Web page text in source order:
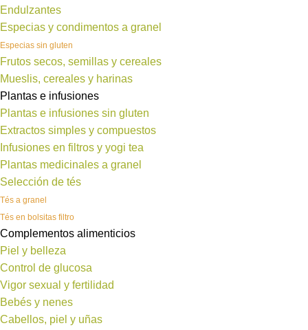
Endulzantes
Especias y condimentos a granel
Especias sin gluten
Frutos secos, semillas y cereales
Mueslis, cereales y harinas
Plantas e infusiones
Plantas e infusiones sin gluten
Extractos simples y compuestos
Infusiones en filtros y yogi tea
Plantas medicinales a granel
Selección de tés
Tés a granel
Tés en bolsitas filtro
Complementos alimenticios
Piel y belleza
Control de glucosa
Vigor sexual y fertilidad
Bebés y nenes
Cabellos, piel y uñas